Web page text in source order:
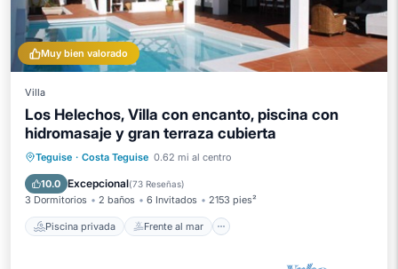
Muy bien valorado
Villa
Los Helechos, Villa con encanto, piscina con
hidromasaje y gran terraza cubierta
Teguise · Costa Teguise 0.62 mi al centro
10.0 Excepcional(73 Reseñas)
3 Dormitorios 2 baños 6 Invitados 2153 pies²
Piscina privada Frente al mar
Piscina privada
Frente al mar
Aparcamiento